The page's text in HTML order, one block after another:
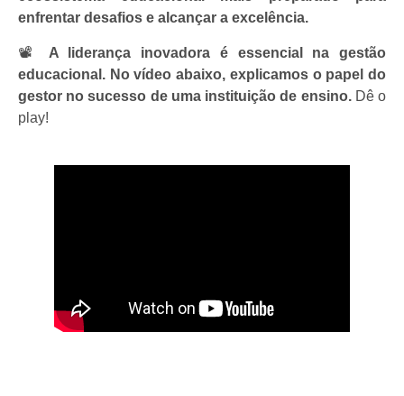
enfrentar desafios e alcançar a excelência.
📽️ A liderança inovadora é essencial na gestão
educacional. No vídeo abaixo, explicamos o papel do
gestor no sucesso de uma instituição de ensino.Dê o
play!